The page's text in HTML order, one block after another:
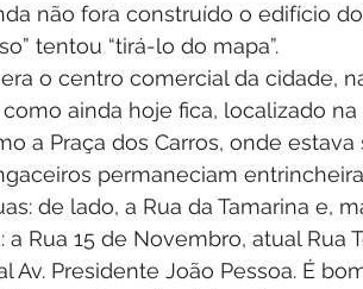
não fora construído o edifício
tentou “tirá-lo do mapa”.
o centro comercial da cidade,
ainda hoje fica, localizado na
a Praça dos Carros, onde
permaneciam
de lado, a Rua da Tamarina e,
Rua 15 de Novembro, atual Rua
Av. Presidente João Pessoa. É